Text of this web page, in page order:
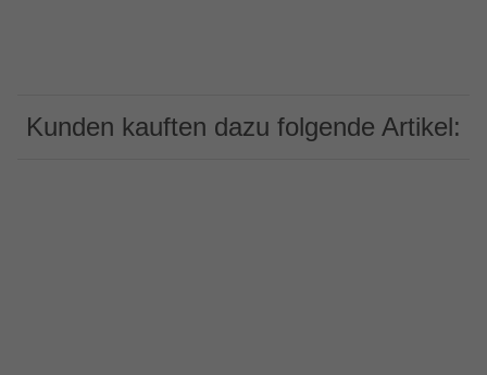
Kunden kauften dazu folgende Artikel: